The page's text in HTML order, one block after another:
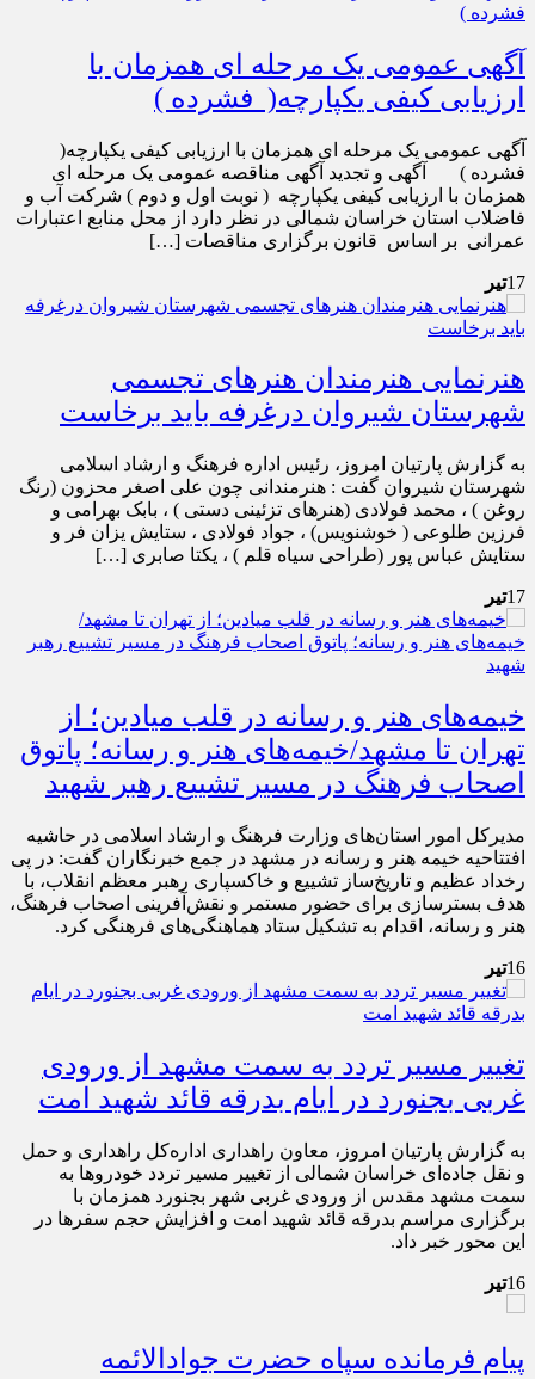
آگهی عمومی یک مرحله ای همزمان با
ارزیابی کیفی یکپارچه( فشرده )
آگهی عمومی یک مرحله ای همزمان با ارزیابی کیفی یکپارچه(
فشرده ) آگهی و تجدید آگهی مناقصه عمومی یک مرحله ای
همزمان با ارزیابی کیفی یکپارچه ( نوبت اول و دوم ) شرکت آب و
فاضلاب استان خراسان شمالی در نظر دارد از محل منابع اعتبارات
عمرانی بر اساس قانون برگزاری مناقصات […]
17تیر
هنرنمایی هنرمندان هنرهای تجسمی
شهرستان شیروان درغرفه باید برخاست
به گزارش پارتیان امروز، رئیس اداره فرهنگ و ارشاد اسلامی
شهرستان شیروان گفت : هنرمندانی چون علی اصغر محزون (رنگ
روغن ) ، محمد فولادی (هنرهای تزئینی دستی ) ، بابک بهرامی و
فرزین طلوعی ( خوشنویس) ، جواد فولادی ، ستایش یزان فر و
ستایش عباس پور (طراحی سیاه قلم ) ، یکتا صابری […]
17تیر
خیمه‌های هنر و رسانه در قلب میادین؛ از
تهران تا مشهد/خیمه‌های هنر و رسانه؛ پاتوق
اصحاب فرهنگ در مسیر تشییع رهبر شهید
مدیرکل امور استان‌های وزارت فرهنگ و ارشاد اسلامی در حاشیه
افتتاحیه خیمه هنر و رسانه در مشهد در جمع خبرنگاران گفت: در پی
رخداد عظیم و تاریخ‌ساز تشییع و خاکسپاری رهبر معظم انقلاب، با
هدف بسترسازی برای حضور مستمر و نقش‌آفرینی اصحاب فرهنگ،
هنر و رسانه، اقدام به تشکیل ستاد هماهنگی‌های فرهنگی کرد.
16تیر
تغییر مسیر تردد به سمت مشهد از ورودی
غربی بجنورد در ایام بدرقه قائد شهید امت
به گزارش پارتیان امروز، معاون راهداری اداره‌کل راهداری و حمل
و نقل جاده‌ای خراسان شمالی از تغییر مسیر تردد خودرو‌ها به
سمت مشهد مقدس از ورودی غربی شهر بجنورد همزمان با
برگزاری مراسم بدرقه قائد شهید امت و افزایش حجم سفر‌ها در
این محور خبر داد.
16تیر
پیام فرمانده سپاه حضرت جوادالائمه